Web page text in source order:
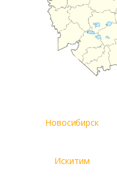
Новосибирск
Искитим